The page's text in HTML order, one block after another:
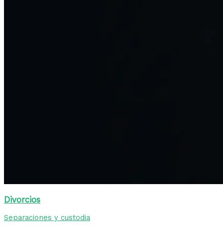
Divorcios
Separaciones y custodia